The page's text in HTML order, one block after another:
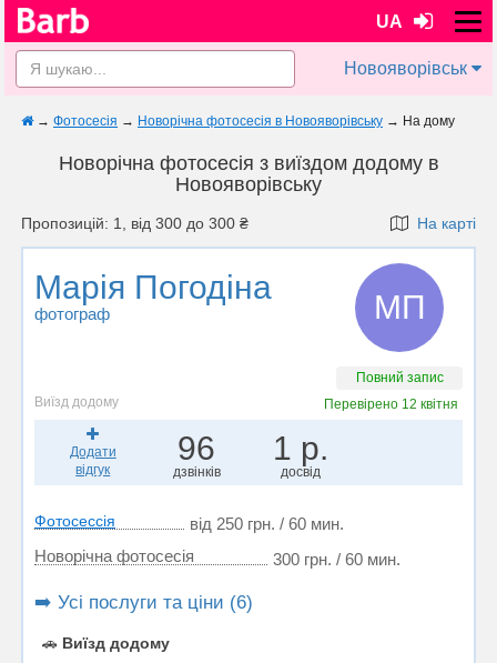
UA
Новояворівськ
→ Фотосесія → Новорічна фотосесія в Новояворівську → На дому
Новорічна фотосесія з виїздом додому в
Новояворівську
Пропозицій: 1, від 300 до 300 ₴ На карті
Марія Погодіна
фотограф МП
Повний запис
Виїзд додому
Перевірено 12 квітня
Додати
відгук
96
дзвінків
1 р.
досвід
Фотосессія
від 250 грн. / 60 мин.
Новорічна фотосесія
300 грн. / 60 мин.
➡️ Усі послуги та ціни (6)
🚗 Виїзд додому